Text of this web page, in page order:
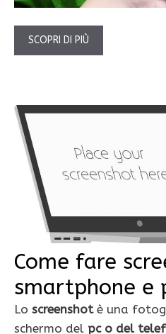
SCOPRI DI PIÙ
Come fare
smartphone e
Lo screenshotè una
schermo del pc o del